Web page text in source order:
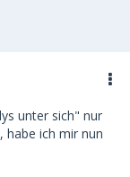
unter sich" nur
habe ich mir nun